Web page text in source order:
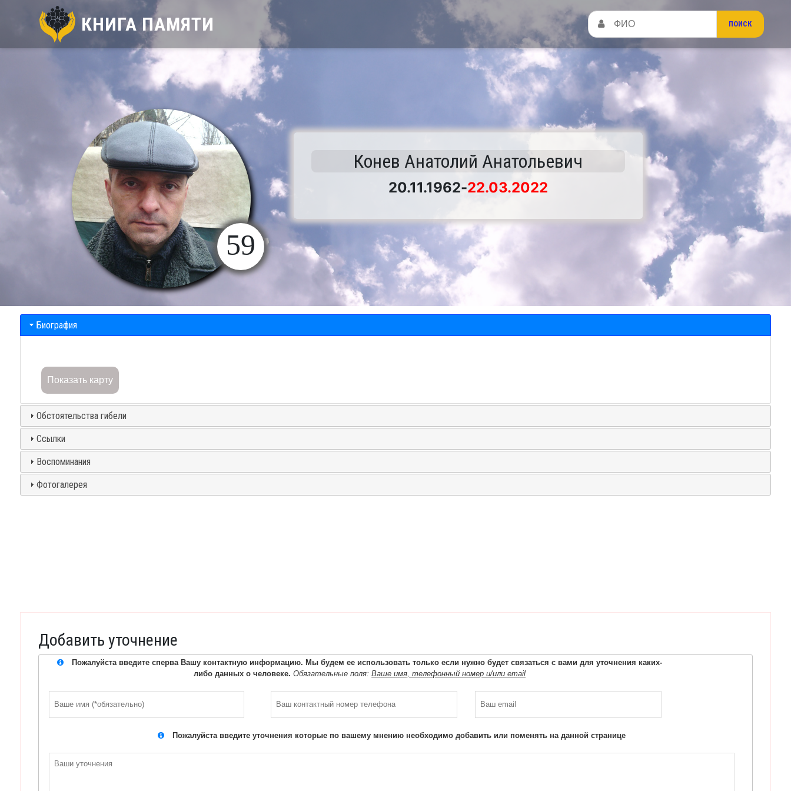
КНИГА ПАМЯТИ
59
Конев Анатолий Анатольевич
20.11.1962-22.03.2022
Биография
Показать карту
Обстоятельства гибели
Ссылки
Воспоминания
Фотогалерея
Добавить уточнение
Пожалуйста введите сперва Вашу контактную информацию. Мы будем ее использовать только если нужно будет связаться с вами для уточнения каких-
либо данных о человеке. Обязательные поля:Ваше имя, телефонный номер и/или email
Пожалуйста введите уточнения которые по вашему мнению необходимо добавить или поменять на данной странице